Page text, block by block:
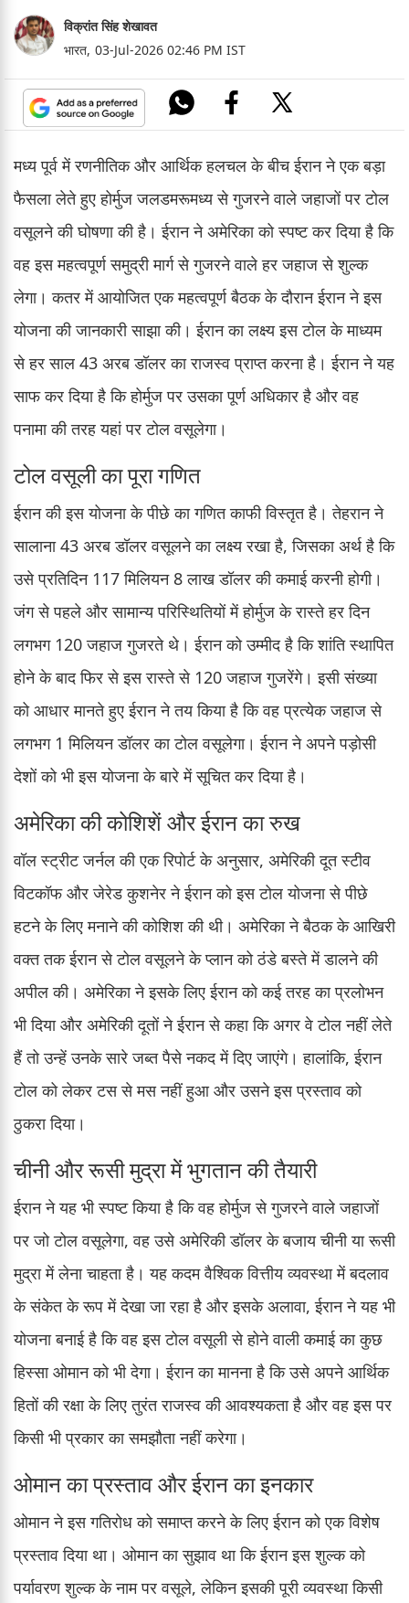
विक्रांत सिंह शेखावत
भारत, 03-Jul-2026 02:46 PM IST
मध्य पूर्व में रणनीतिक और आर्थिक हलचल के बीच ईरान ने एक बड़ा
फैसला लेते हुए होर्मुज जलडमरूमध्य से गुजरने वाले जहाजों पर टोल
वसूलने की घोषणा की है। ईरान ने अमेरिका को स्पष्ट कर दिया है कि
वह इस महत्वपूर्ण समुद्री मार्ग से गुजरने वाले हर जहाज से शुल्क
लेगा। कतर में आयोजित एक महत्वपूर्ण बैठक के दौरान ईरान ने इस
योजना की जानकारी साझा की। ईरान का लक्ष्य इस टोल के माध्यम
से हर साल 43 अरब डॉलर का राजस्व प्राप्त करना है। ईरान ने यह
साफ कर दिया है कि होर्मुज पर उसका पूर्ण अधिकार है और वह
पनामा की तरह यहां पर टोल वसूलेगा।
टोल वसूली का पूरा गणित
ईरान की इस योजना के पीछे का गणित काफी विस्तृत है। तेहरान ने
सालाना 43 अरब डॉलर वसूलने का लक्ष्य रखा है, जिसका अर्थ है कि
उसे प्रतिदिन 117 मिलियन 8 लाख डॉलर की कमाई करनी होगी।
जंग से पहले और सामान्य परिस्थितियों में होर्मुज के रास्ते हर दिन
लगभग 120 जहाज गुजरते थे। ईरान को उम्मीद है कि शांति स्थापित
होने के बाद फिर से इस रास्ते से 120 जहाज गुजरेंगे। इसी संख्या
को आधार मानते हुए ईरान ने तय किया है कि वह प्रत्येक जहाज से
लगभग 1 मिलियन डॉलर का टोल वसूलेगा। ईरान ने अपने पड़ोसी
देशों को भी इस योजना के बारे में सूचित कर दिया है।
अमेरिका की कोशिशें और ईरान का रुख
वॉल स्ट्रीट जर्नल की एक रिपोर्ट के अनुसार, अमेरिकी दूत स्टीव
विटकॉफ और जेरेड कुशनेर ने ईरान को इस टोल योजना से पीछे
हटने के लिए मनाने की कोशिश की थी। अमेरिका ने बैठक के आखिरी
वक्त तक ईरान से टोल वसूलने के प्लान को ठंडे बस्ते में डालने की
अपील की। अमेरिका ने इसके लिए ईरान को कई तरह का प्रलोभन
भी दिया और अमेरिकी दूतों ने ईरान से कहा कि अगर वे टोल नहीं लेते
हैं तो उन्हें उनके सारे जब्त पैसे नकद में दिए जाएंगे। हालांकि, ईरान
टोल को लेकर टस से मस नहीं हुआ और उसने इस प्रस्ताव को
ठुकरा दिया।
चीनी और रूसी मुद्रा में भुगतान की तैयारी
ईरान ने यह भी स्पष्ट किया है कि वह होर्मुज से गुजरने वाले जहाजों
पर जो टोल वसूलेगा, वह उसे अमेरिकी डॉलर के बजाय चीनी या रूसी
मुद्रा में लेना चाहता है। यह कदम वैश्विक वित्तीय व्यवस्था में बदलाव
के संकेत के रूप में देखा जा रहा है और इसके अलावा, ईरान ने यह भी
योजना बनाई है कि वह इस टोल वसूली से होने वाली कमाई का कुछ
हिस्सा ओमान को भी देगा। ईरान का मानना है कि उसे अपने आर्थिक
हितों की रक्षा के लिए तुरंत राजस्व की आवश्यकता है और वह इस पर
किसी भी प्रकार का समझौता नहीं करेगा।
ओमान का प्रस्ताव और ईरान का इनकार
ओमान ने इस गतिरोध को समाप्त करने के लिए ईरान को एक विशेष
प्रस्ताव दिया था। ओमान का सुझाव था कि ईरान इस शुल्क को
पर्यावरण शुल्क के नाम पर वसूले, लेकिन इसकी पूरी व्यवस्था किसी